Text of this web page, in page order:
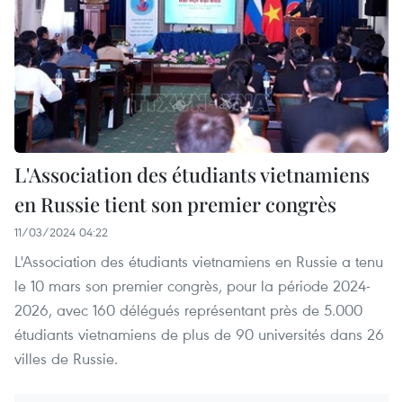
L'Association des étudiants vietnamiens
en Russie tient son premier congrès
11/03/2024 04:22
L'Association des étudiants vietnamiens en Russie a tenu
le 10 mars son premier congrès, pour la période 2024-
2026, avec 160 délégués représentant près de 5.000
étudiants vietnamiens de plus de 90 universités dans 26
villes de Russie.